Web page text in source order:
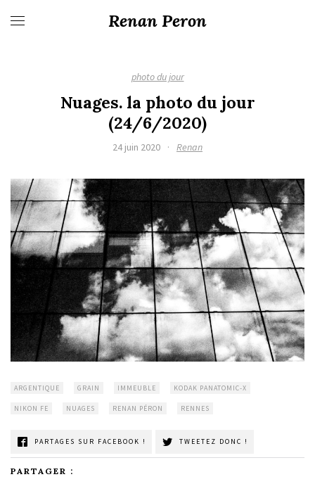
Renan Peron
photo du jour
Nuages. la photo du jour
(24/6/2020)
24 juin 2020 · Renan
ARGENTIQUE GRAIN IMMEUBLE KODAK PANATOMIC-X
NIKON FE NUAGES RENAN PÉRON RENNES
PARTAGES SUR FACEBOOK ! TWEETEZ DONC !
PARTAGER :